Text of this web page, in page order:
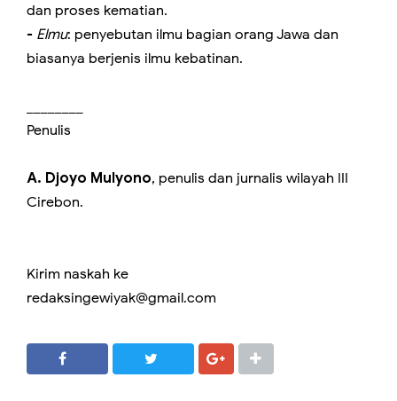
dan proses kematian.
- Elmu: penyebutan ilmu bagian orang Jawa dan
biasanya berjenis ilmu kebatinan.
Penulis
A. Djoyo Mulyono, penulis dan jurnalis wilayah III
Cirebon.
Kirim naskah ke
redaksingewiyak@gmail.com